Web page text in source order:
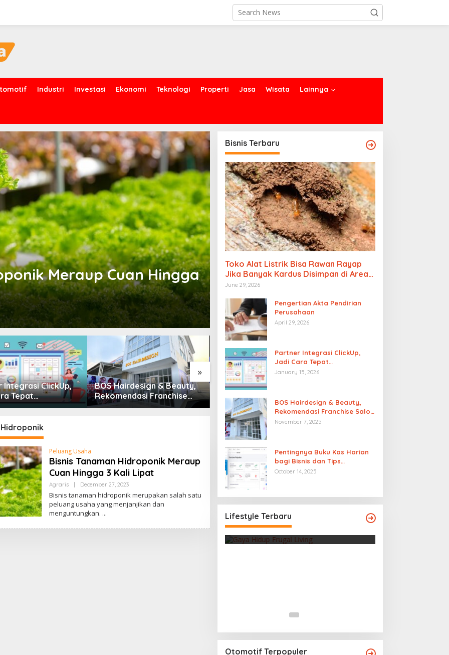
Industri Investasi Ekonomi Teknologi Properti Jasa Wisata Lainnya
Meraup Cuan Hingga
»
Integrasi ClickUp,
Tepat
Potensi
BOS Hairdesign & Beauty,
Rekomendasi Franchise
Salon Wanita
Pentingnya Buku Kas
Harian bagi Bisnis dan Tips
Mengelolanya
Kardus Disimpan di Area
Lembap
Peluang Usaha
Bisnis Tanaman Hidroponik Meraup
Cuan Hingga 3 Kali Lipat
Agraris December 27, 2023B
B
L
P
Bisnis tanaman hidroponik merupakan salah satu
peluang usaha yang menjanjikan dan
menguntungkan.
Bisnis Terbaru
Toko Alat Listrik Bisa Rawan Rayap
Jika Banyak Kardus Disimpan di Area
Lembap
June 29, 2026
Pengertian Akta Pendirian
Perusahaan
April 29, 2026
Partner Integrasi ClickUp,
Jadi Cara Tepat
Memaksimalkan Potensi Bisnis
January 15, 2026
BOS Hairdesign & Beauty,
Rekomendasi Franchise Salon
Wanita
November 7, 2025
Pentingnya Buku Kas Harian
bagi Bisnis dan Tips
Mengelolanya
October 14, 2025
Lifestyle Terbaru
Tren Gaya Hidup Frugal Living,
Manfaat, dan Tips Memulainya
Otomotif Terpopuler